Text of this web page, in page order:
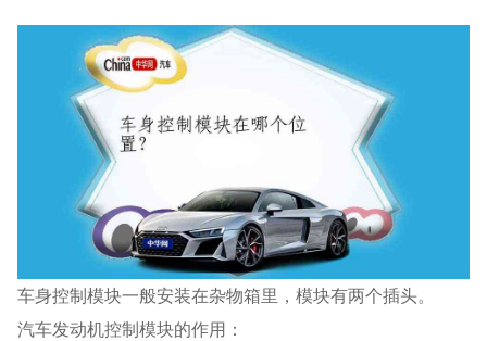
车身控制模块一般安装在杂物箱里，模块有两个插头。
汽车发动机控制模块的作用：